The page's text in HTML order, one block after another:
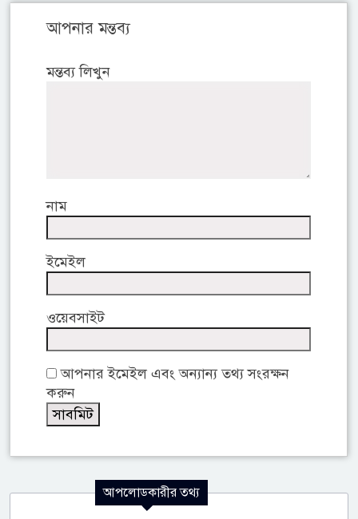
আপনার মন্তব্য
মন্তব্য লিখুন
নাম
ইমেইল
ওয়েবসাইট
আপনার ইমেইল এবং অন্যান্য তথ্য সংরক্ষন
করুন
আপলোডকারীর তথ্য